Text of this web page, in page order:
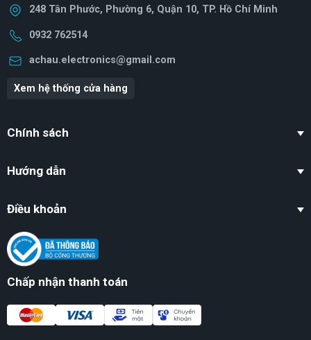
248 Tân Phước, Phường 6, Quận 10, TP. Hồ Chí Minh
0932 762514
achau.electronics@gmail.com
Xem hệ thống cửa hàng
Chính sách
Hướng dẫn
Điều khoản
Chấp nhận thanh toán